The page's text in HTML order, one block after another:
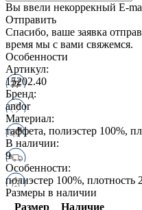
Вы ввели некоррекный E-
Отправить
Спасибо, ваше заявка
время мы с вами свяжемся.
Особенности
Артикул:
15202.40
Бренд:
andor
Материал:
таффета, полиэстер 100%,
В наличии:
9
Особенности:
полиэстер 100%, плотность
Размеры в наличии
Размер
Наличие